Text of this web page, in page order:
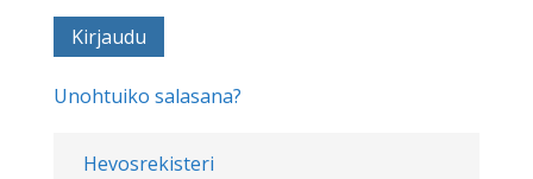
Hevosrekisteri
Unohtuiko salasana?